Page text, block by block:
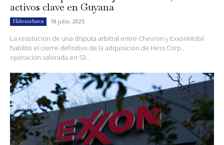
activos clave en Guyana
Hidrocarburos 18 julio, 2025
La resolución de una disputa arbitral entre Chevron y ExxonMobil
habilitó el cierre definitivo de la adquisición de Hess Corp.,
operación valorada en 53...